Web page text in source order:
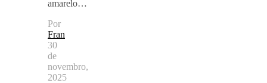
amarelo…
Por
Fran
30
de
novembro,
2025